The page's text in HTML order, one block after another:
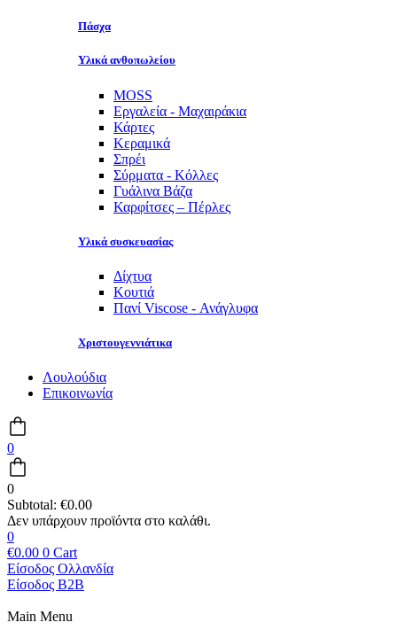
Πάσχα
Υλικά ανθοπωλείου
MOSS
Εργαλεία - Μαχαιράκια
Κάρτες
Κεραμικά
Σπρέι
Σύρματα - Κόλλες
Γυάλινα Βάζα
Καρφίτσες – Πέρλες
Υλικά συσκευασίας
Δίχτυα
Κουτιά
Πανί Viscose - Ανάγλυφα
Χριστουγεννιάτικα
Λουλούδια
Επικοινωνία
0
0
Subtotal: €0.00
0
€0.00 0 Cart
Είσοδος Ολλανδία
Είσοδος B2B
Main Menu